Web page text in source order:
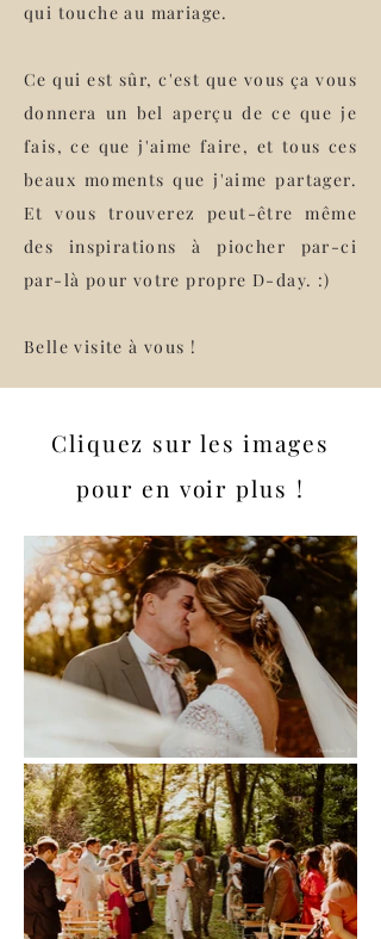
qui touche au mariage.
Ce qui est sûr, c'est que vous ça vous
donnera un bel aperçu de ce que je
fais, ce que j'aime faire, et tous ces
beaux moments que j'aime partager.
Et vous trouverez peut-être même
des inspirations à piocher par-ci
par-là pour votre propre D-day. :)
Belle visite à vous !
Cliquez sur les images
pour en voir plus !